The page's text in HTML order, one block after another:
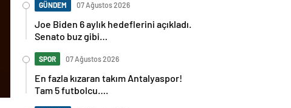
GÜNDEM 07 Ağustos 2026
Joe Biden 6 aylık hedeflerini açıkladı.
Senato buz gibi…
SPOR 07 Ağustos 2026
En fazla kızaran takım Antalyaspor!
Tam 5 futbolcu….